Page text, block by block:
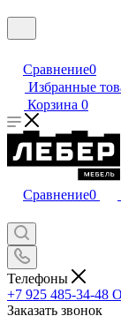
Сравнение0
Избранные
Корзина 0
Сравнение0
Телефоны
+7 925 485-34-48
Заказать звонок